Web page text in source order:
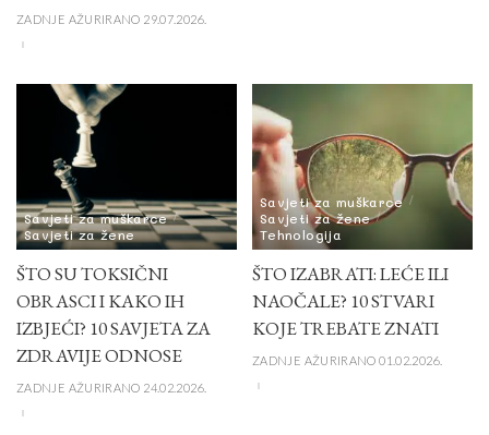
ZADNJE AŽURIRANO 29.07.2026.
Savjeti za muškarce
Savjeti za žene
ŠTO SU TOKSIČNI
OBRASCI I KAKO IH
IZBJEĆI? 10 SAVJETA ZA
ZDRAVIJE ODNOSE
ZADNJE AŽURIRANO 24.02.2026.
Savjeti za muškarce
Savjeti za žene
Tehnologija
ŠTO IZABRATI: LEĆE ILI
NAOČALE? 10 STVARI
KOJE TREBATE ZNATI
ZADNJE AŽURIRANO 01.02.2026.